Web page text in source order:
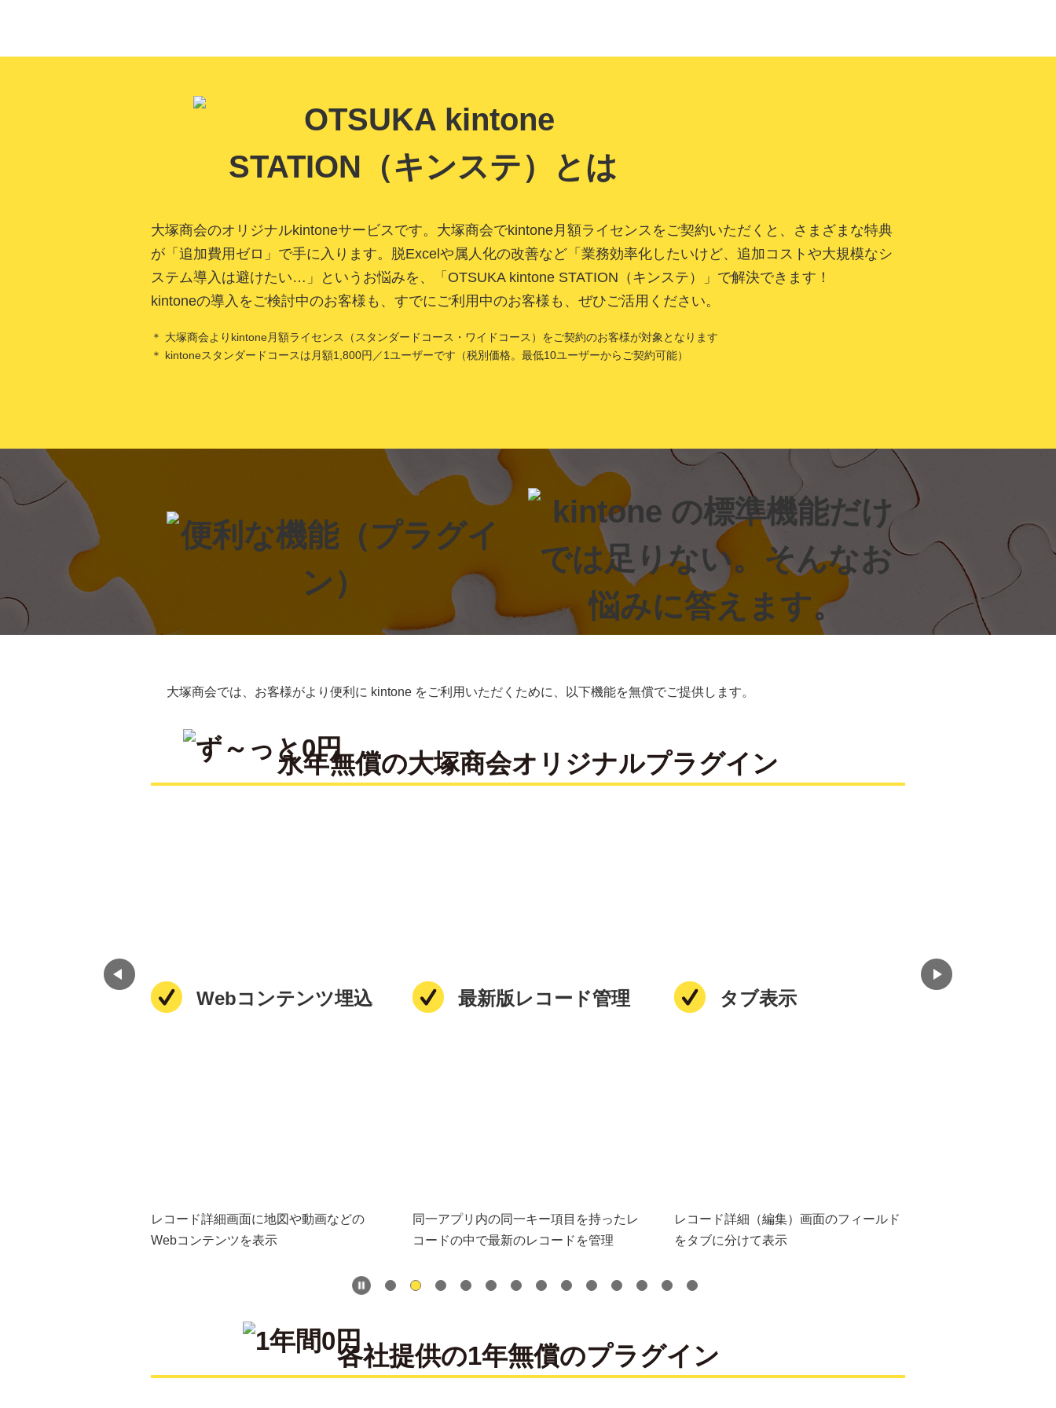
大塚商会のオリジナルkintoneサービスです。大塚商会でkintone月額ライセンスをご契約いただくと、さまざまな特典
が「追加費用ゼロ」で手に入ります。脱Excelや属人化の改善など「業務効率化したいけど、追加コストや大規模なシ
ステム導入は避けたい…」というお悩みを、「OTSUKA kintone STATION（キンステ）」で解決できます！
kintoneの導入をご検討中のお客様も、すでにご利用中のお客様も、ぜひご活用ください。
＊ 大塚商会よりkintone月額ライセンス（スタンダードコース・ワイドコース）をご契約のお客様が対象となります
＊ kintoneスタンダードコースは月額1,800円／1ユーザーです（税別価格。最低10ユーザーからご契約可能）
大塚商会では、お客様がより便利に kintone をご利用いただくために、以下機能を無償でご提供します。
永年無償の大塚商会オリジナルプラグイン
Webコンテンツ埋込
レコード詳細画面に地図や動画などの
Webコンテンツを表示
最新版レコード管理
同一アプリ内の同一キー項目を持ったレ
コードの中で最新のレコードを管理
タブ表示
レコード詳細（編集）画面のフィールド
をタブに分けて表示
各社提供の1年無償のプラグイン